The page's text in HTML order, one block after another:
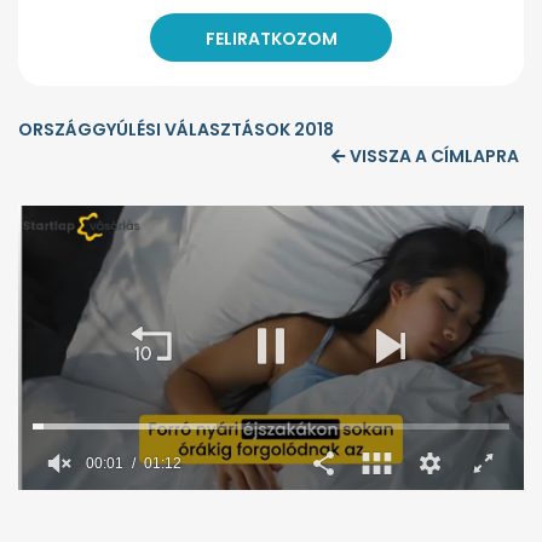
ORSZÁGGYÚLÉSI VÁLASZTÁSOK 2018
VISSZA A CÍMLAPRA
00:02 01:12